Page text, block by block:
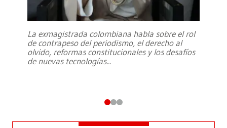
La exmagistrada colombiana habla sobre el rol
de contrapeso del periodismo, el derecho al
olvido, reformas constitucionales y los desafíos
de nuevas tecnologías...